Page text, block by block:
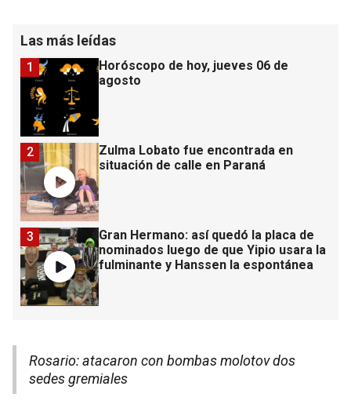
Las más leídas
Horóscopo de hoy, jueves 06 de
agosto
1
Zulma Lobato fue encontrada en
situación de calle en Paraná
2
Gran Hermano: así quedó la placa de
nominados luego de que Yipio usara la
fulminante y Hanssen la espontánea
3
Rosario: atacaron con bombas molotov dos
sedes gremiales